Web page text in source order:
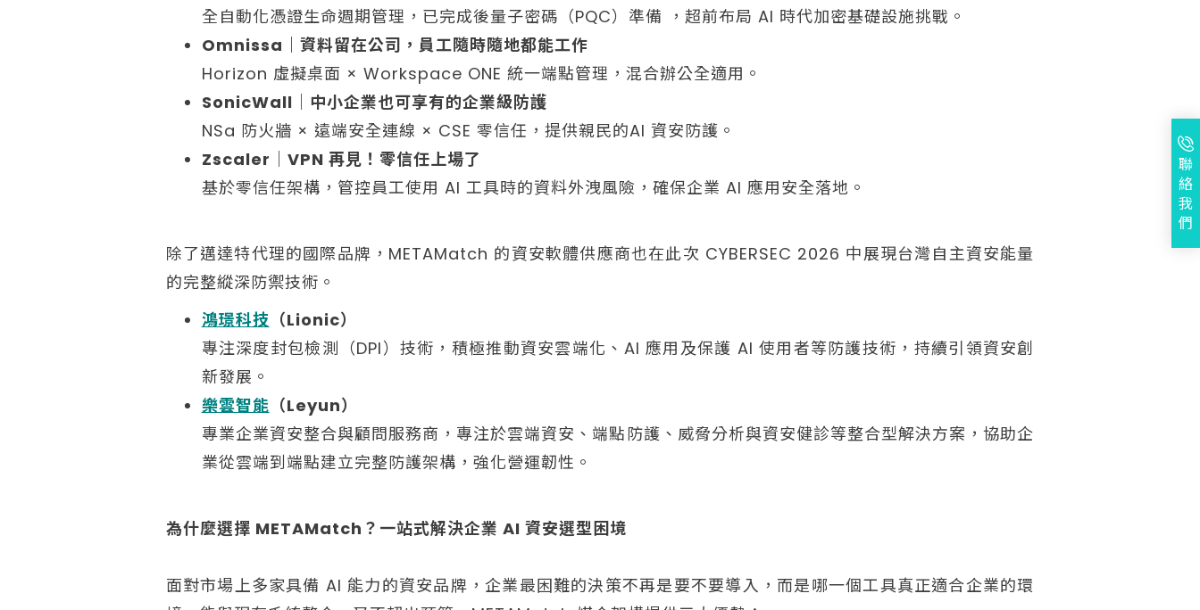
全自動化憑證生命週期管理，已完成後量子密碼（PQC）準備 ，超前布局 AI 時代加密基礎設施挑戰。
Omnissa｜資料留在公司，員工隨時隨地都能工作
Horizon 虛擬桌面 × Workspace ONE 統一端點管理，混合辦公全適用。
SonicWall｜中小企業也可享有的企業級防護
NSa 防火牆 × 遠端安全連線 × CSE 零信任，提供親民的AI 資安防護。
Zscaler｜VPN 再見！零信任上場了
基於零信任架構，管控員工使用 AI 工具時的資料外洩風險，確保企業 AI 應用安全落地。
除了邁達特代理的國際品牌，METAMatch 的資安軟體供應商也在此次 CYBERSEC 2026 中展現台灣自主資安能量
的完整縱深防禦技術。
鴻璟科技 （Lionic）
專注深度封包檢測（DPI）技術，積極推動資安雲端化、AI 應用及保護 AI 使用者等防護技術，持續引領資安創
新發展。
樂雲智能 （Leyun）
專業企業資安整合與顧問服務商，專注於雲端資安、端點防護、威脅分析與資安健診等整合型解決方案，協助企
業從雲端到端點建立完整防護架構，強化營運韌性。
為什麼選擇 METAMatch？一站式解決企業 AI 資安選型困境
面對市場上多家具備 AI 能力的資安品牌，企業最困難的決策不再是要不要導入，而是哪一個工具真正適合企業的環
聯
絡
我
們